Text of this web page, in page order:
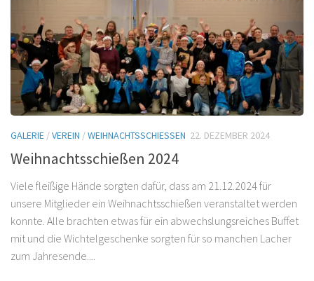
GALERIE /VEREIN /WEIHNACHTSSCHIESSEN 22. DEZEMBER 2024
Weihnachtsschießen 2024
Viele fleißige Hände sorgten dafür, dass am 21.12.2024 für
unsere Mitglieder ein Weihnachtsschießen veranstaltet werden
konnte. Alle brachten etwas für ein abwechslungsreiches Buffet
mit und die Wichtelgeschenke sorgten für so manchen Lacher
zum Jahresende....